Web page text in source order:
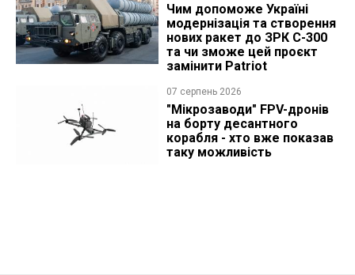
Чим допоможе Україні
модернізація та створення
нових ракет до ЗРК С-300
та чи зможе цей проєкт
замінити Patriot
07 серпень 2026
"Мікрозаводи" FPV-дронів
на борту десантного
корабля - хто вже показав
таку можливість